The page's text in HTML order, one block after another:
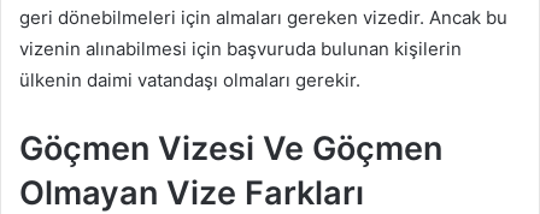
geri dönebilmeleri için almaları gereken vizedir. Ancak bu
vizenin alınabilmesi için başvuruda bulunan kişilerin
ülkenin daimi vatandaşı olmaları gerekir.
Göçmen Vizesi Ve Göçmen
Olmayan Vize Farkları